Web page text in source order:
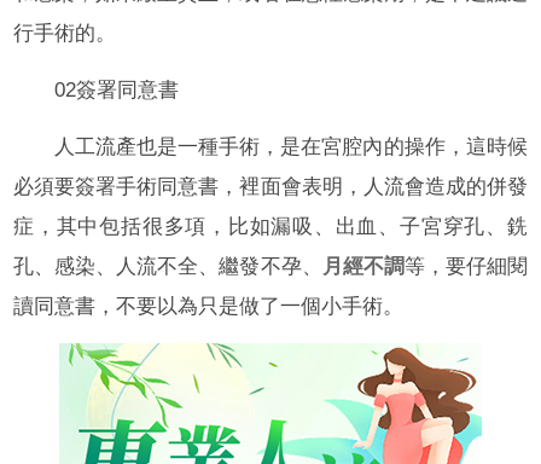
行手術的。
02簽署同意書
人工流產也是一種手術，是在宮腔內的操作，這時候
必須要簽署手術同意書，裡面會表明，人流會造成的併發
症，其中包括很多項，比如漏吸、出血、子宮穿孔、銑
孔、感染、人流不全、繼發不孕、
月經不調等，要仔細閱
讀同意書，不要以為只是做了一個小手術。